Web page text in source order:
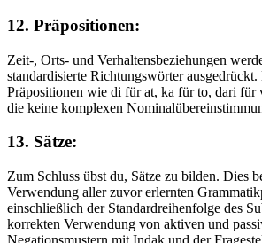
12. Präpositionen:
Zeit-, Orts- und Verhaltensbeziehungen
standardisierte Richtungswörter
Präpositionen wie di für at, ka für to, dari
die keine komplexen
13. Sätze:
Zum Schluss übst du, Sätze zu bilden. Dies
Verwendung aller zuvor erlernten
einschließlich der Standardreihenfolge des
korrekten Verwendung von aktiven und